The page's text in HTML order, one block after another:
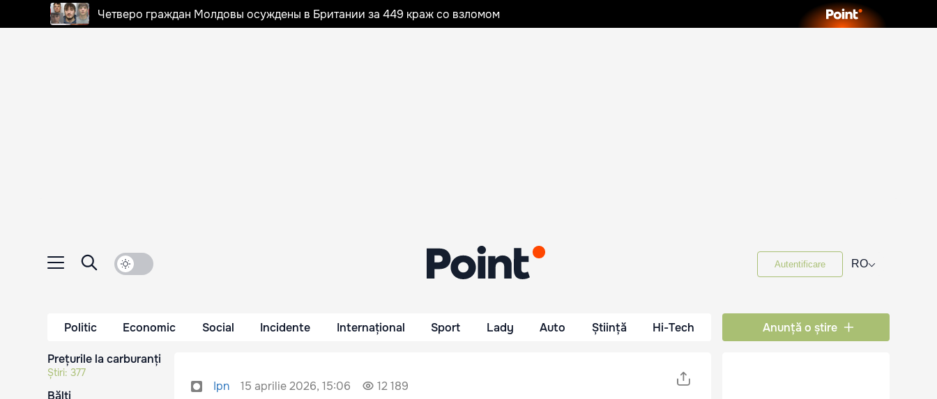
Четверо граждан Молдовы осуждены в Британии за 449 краж со взломом
Autentificare RO⌵
Politic Economic Social Incidente Internațional Sport Lady Auto Știință Hi-Tech Anunță o știre
Prețurile la carburanți
Știri: 377
Bălți
Ipn 15 aprilie 2026, 15:06 12 189